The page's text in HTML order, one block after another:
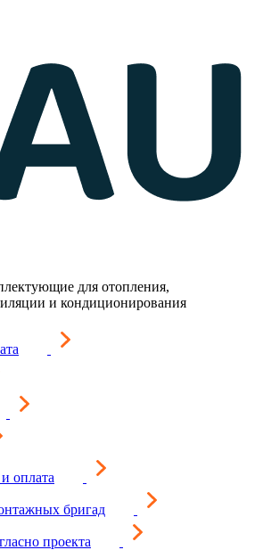
для отопления,
и кондиционирования
оплата
бригад
проекта